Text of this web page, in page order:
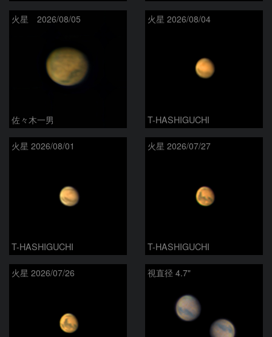
火星 2026/08/05
佐々木一男
火星 2026/08/04
T-HASHIGUCHI
火星 2026/08/01
T-HASHIGUCHI
火星 2026/07/27
T-HASHIGUCHI
火星 2026/07/26 視直径 4.7"